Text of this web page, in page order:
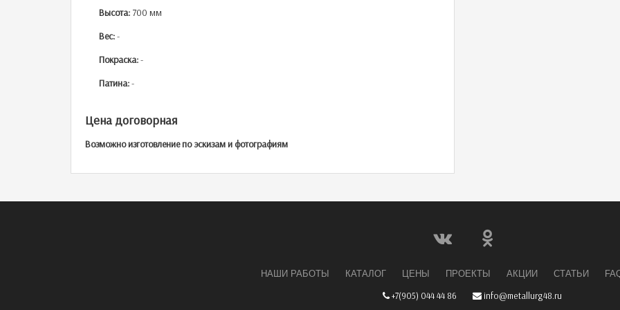
Высота: 700 мм
Вес:-
Покраска:-
Патина:-
Цена договорная
Возможно изготовление по эскизам и фотографиям
НАШИ РАБОТЫ КАТАЛОГ ЦЕНЫ ПРОЕКТЫ АКЦИИ СТАТЬИ
+7(905) 044 44 86 info@metallurg48.ru